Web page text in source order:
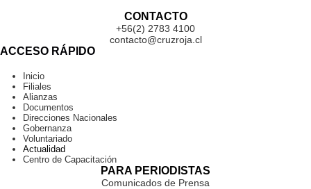
CONTACTO
+56(2) 2783 4100
contacto@cruzroja.cl
ACCESO RÁPIDO
Inicio
Filiales
Alianzas
Documentos
Direcciones Nacionales
Gobernanza
Voluntariado
Actualidad
Centro de Capacitación
PARA PERIODISTAS
Comunicados de Prensa